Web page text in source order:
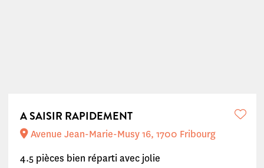
A SAISIR RAPIDEMENT
Avenue Jean-Marie-Musy 16, 1700 Fribourg
4.5 pièces bien réparti avec jolie